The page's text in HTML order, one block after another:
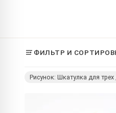
ФИЛЬТР И
Рисунок: Шкатулка для